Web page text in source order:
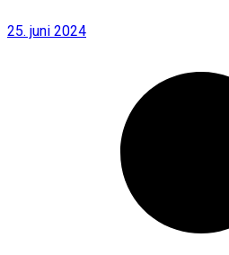
25. juni 2024